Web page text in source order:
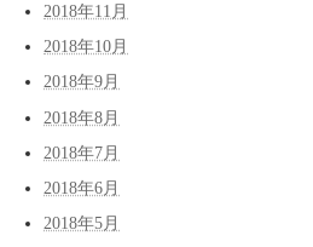
2018年11月
2018年10月
2018年9月
2018年8月
2018年7月
2018年6月
2018年5月